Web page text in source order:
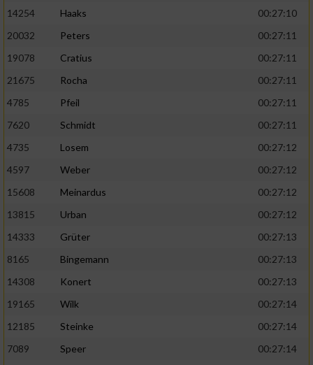
14254
Haaks
00:27:10
20032
Peters
00:27:11
19078
Cratius
00:27:11
21675
Rocha
00:27:11
4785
Pfeil
00:27:11
7620
Schmidt
00:27:11
4735
Losem
00:27:12
4597
Weber
00:27:12
15608
Meinardus
00:27:12
13815
Urban
00:27:12
14333
Grüter
00:27:13
8165
Bingemann
00:27:13
14308
Konert
00:27:13
19165
Wilk
00:27:14
12185
Steinke
00:27:14
7089
Speer 00:27:14